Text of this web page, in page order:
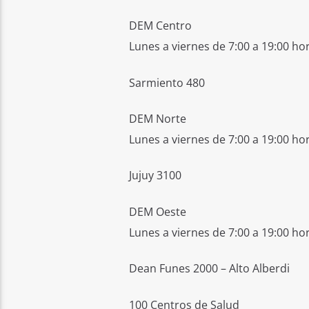
DEM Centro
Lunes a viernes de 7:00 a 19:00
Sarmiento 480
DEM Norte
Lunes a viernes de 7:00 a 19:00
Jujuy 3100
DEM Oeste
Lunes a viernes de 7:00 a 19:00
Dean Funes 2000 – Alto Alberdi
100 Centros de Salud